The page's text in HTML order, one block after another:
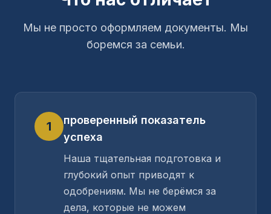
Мы не просто оформляем документы. Мы
боремся за семьи.
1
проверенный показатель
успеха
Наша тщательная подготовка и
глубокий опыт приводят к
одобрениям. Мы не берёмся за
дела, которые не можем